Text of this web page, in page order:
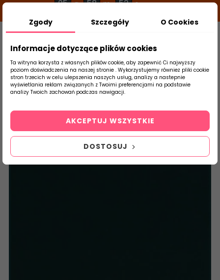
05 g 58 m 52 s
Szukaj
produktu
Strona Główna Płytki Łazienkowe
Zgody Szczegóły O Cookies
Informacje dotyczące plików cookies
Ta witryna korzysta z własnych plików cookie, aby zapewnić Ci najwyższy
poziom doświadczenia na naszej stronie . Wykorzystujemy również pliki cookie
stron trzecich w celu ulepszenia naszych usług, analizy a nastepnie
wyświetlania reklam związanych z Twoimi preferencjami na podstawie
analizy Twoich zachowań podczas nawigacji.
DOSTOSUJ
AKCEPTUJ WSZYSTKIE